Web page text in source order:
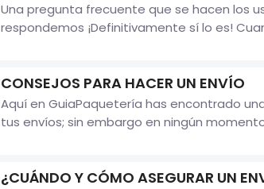
Una pregunta frecuente que se hacen los
respondemos ¡Definitivamente sí lo es!
CONSEJOS PARA HACER UN ENVÍO
Aquí en GuiaPaquetería has encontrado
tus envíos; sin embargo en ningún
¿CUÁNDO Y CÓMO ASEGURAR UN